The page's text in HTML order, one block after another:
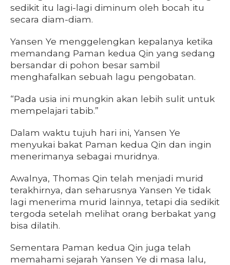
sedikit itu lagi-lagi diminum oleh bocah itu
secara diam-diam.
Yansen Ye menggelengkan kepalanya ketika
memandang Paman kedua Qin yang sedang
bersandar di pohon besar sambil
menghafalkan sebuah lagu pengobatan.
“Pada usia ini mungkin akan lebih sulit untuk
mempelajari tabib.”
Dalam waktu tujuh hari ini, Yansen Ye
menyukai bakat Paman kedua Qin dan ingin
menerimanya sebagai muridnya.
Awalnya, Thomas Qin telah menjadi murid
terakhirnya, dan seharusnya Yansen Ye tidak
lagi menerima murid lainnya, tetapi dia sedikit
tergoda setelah melihat orang berbakat yang
bisa dilatih.
Sementara Paman kedua Qin juga telah
memahami sejarah Yansen Ye di masa lalu,